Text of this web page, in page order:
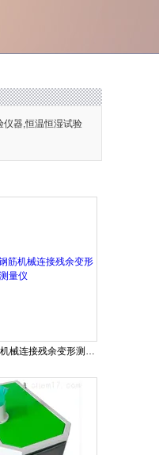
仪器,恒温恒湿试验
CBC4320型钢筋机械连接残余变形测量仪